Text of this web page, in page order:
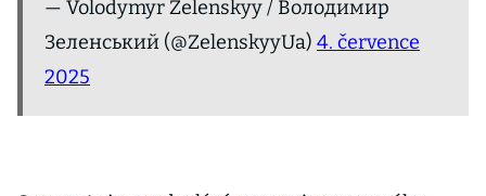
— Volodymyr Zelenskyy / Володимир
Зеленський (@ZelenskyyUa) 4. července
2025